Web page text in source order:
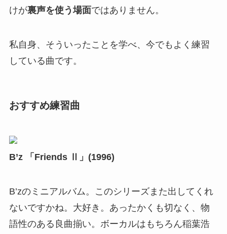
けが裏声を使う場面ではありません。
私自身、そういったことを学べ、今でもよく練習
している曲です。
おすすめ練習曲
B’z 「Friends Ⅱ」(1996)
B’zのミニアルバム。このシリーズまた出してくれ
ないですかね。大好き。あったかくも切なく、物
語性のある良曲揃い。ボーカルはもちろん稲葉浩